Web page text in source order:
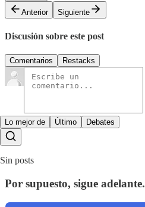
Anterior
Siguiente
Discusión sobre este post
Comentarios Restacks
Lo mejor de Último Debates
Sin posts
Por supuesto, sigue adelante.